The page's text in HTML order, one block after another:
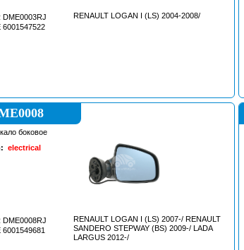
DME0003RJ
6001547522
RENAULT LOGAN I (LS) 2004-2008/
боковое
electrical
DME0008RJ
6001549681
RENAULT LOGAN I (LS) 2007-/ RENAULT
SANDERO STEPWAY (BS) 2009-/ LADA
LARGUS 2012-/